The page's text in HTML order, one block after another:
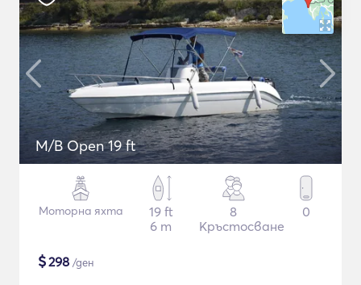
M/B Open 19 ft
Моторна яхта
19 ft
6 m
8
Кръстосване
0
$298 /ден